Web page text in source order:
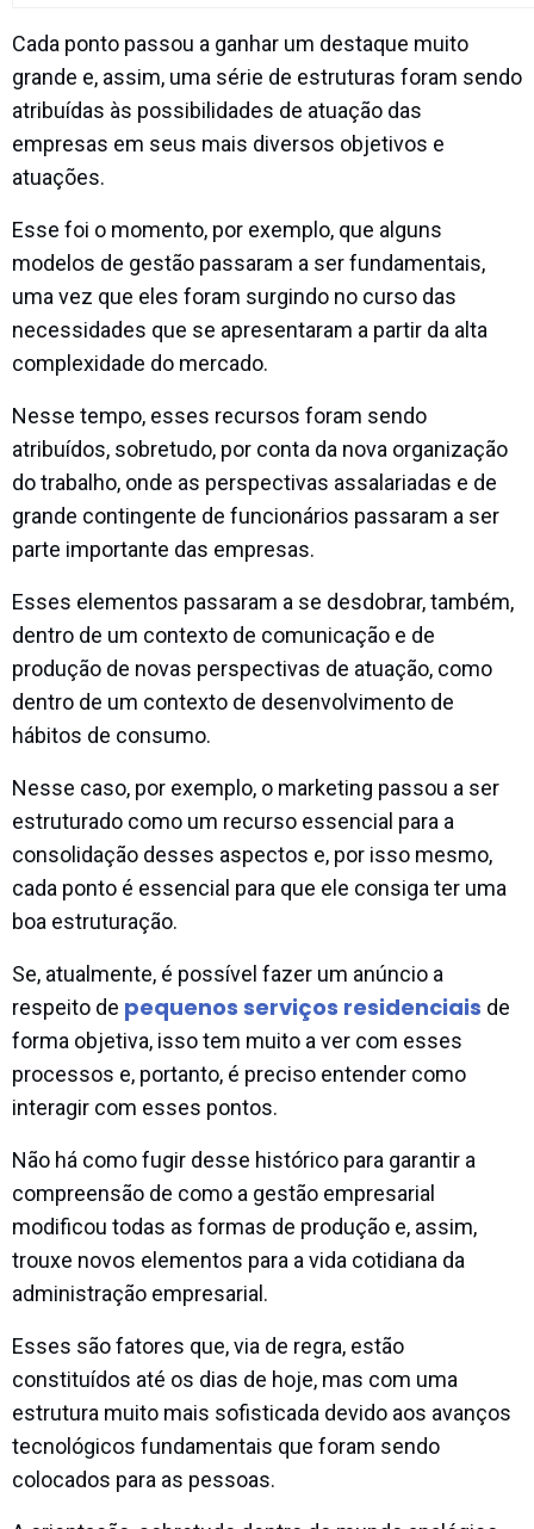
Cada ponto passou a ganhar um destaque muito
grande e, assim, uma série de estruturas foram sendo
atribuídas às possibilidades de atuação das
empresas em seus mais diversos objetivos e
atuações.
Esse foi o momento, por exemplo, que alguns
modelos de gestão passaram a ser fundamentais,
uma vez que eles foram surgindo no curso das
necessidades que se apresentaram a partir da alta
complexidade do mercado.
Nesse tempo, esses recursos foram sendo
atribuídos, sobretudo, por conta da nova organização
do trabalho, onde as perspectivas assalariadas e de
grande contingente de funcionários passaram a ser
parte importante das empresas.
Esses elementos passaram a se desdobrar, também,
dentro de um contexto de comunicação e de
produção de novas perspectivas de atuação, como
dentro de um contexto de desenvolvimento de
hábitos de consumo.
Nesse caso, por exemplo, o marketing passou a ser
estruturado como um recurso essencial para a
consolidação desses aspectos e, por isso mesmo,
cada ponto é essencial para que ele consiga ter uma
boa estruturação.
Se, atualmente, é possível fazer um anúncio a
respeito de pequenos serviços residenciais de
forma objetiva, isso tem muito a ver com esses
processos e, portanto, é preciso entender como
interagir com esses pontos.
Não há como fugir desse histórico para garantir a
compreensão de como a gestão empresarial
modificou todas as formas de produção e, assim,
trouxe novos elementos para a vida cotidiana da
administração empresarial.
Esses são fatores que, via de regra, estão
constituídos até os dias de hoje, mas com uma
estrutura muito mais sofisticada devido aos avanços
tecnológicos fundamentais que foram sendo
colocados para as pessoas.